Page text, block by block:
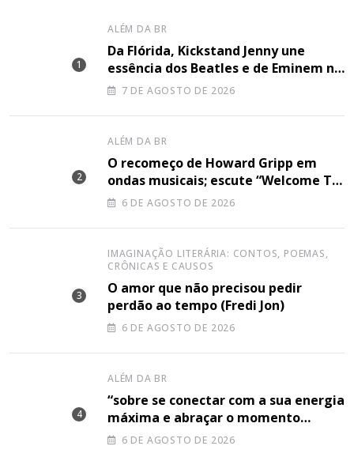
ALÉM DA BR
Da Flórida, Kickstand Jenny une
essência dos Beatles e de Eminem na
canção “Lose Together”
7 DE AGOSTO DE 2026
ALÉM DA BR
O recomeço de Howard Gripp em
ondas musicais; escute “Welcome To
Your Life”
6 DE AGOSTO DE 2026
IMAGINAÇÃO LITERÁRIA: CONTOS, POEMAS,
CRÔNICAS E CAUSOS
O amor que não precisou pedir
perdão ao tempo (Fredi Jon)
6 DE AGOSTO DE 2026
ALÉM DA BR
“sobre se conectar com a sua energia
máxima e abraçar o momento
plenamente”, disse Shery M sobre
6 DE AGOSTO DE 2026